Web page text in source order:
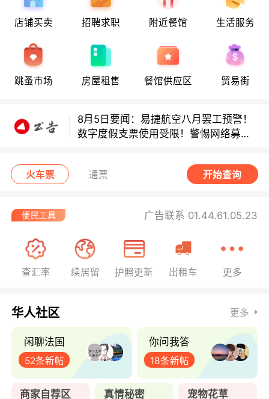
店铺买卖 招聘求职 附近餐馆 生活服务
跳蚤市场 房屋租售 餐馆供应区 贸易街
8月5日要闻：易捷航空八月罢工预警！
8月5日要闻：易捷航空八月罢工预警！
数字度假支票使用受限！警惕网络募捐
8月5日要闻：易捷航空八月罢工预警！
数字度假支票使用受限！警惕网络募捐
火车票 通票 开始查询
广告联系 01.44.61.05.23
查汇率 续居留 护照更新 出租车 更多
华人社区 更多
闲聊法国
52条新帖
你问我答
18条新帖
商家自荐区 真情秘密 宠物花草